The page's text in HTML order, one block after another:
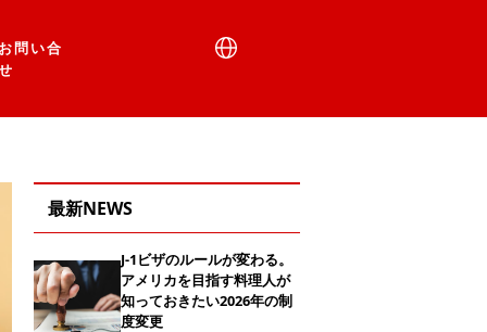
お問い合
最新NEWS
J-1ビザのルールが変わる。
アメリカを目指す料理人が
知っておきたい2026年の制
度変更